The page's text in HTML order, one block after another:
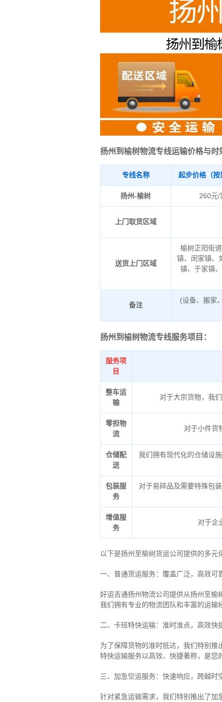
扬州到榆树物流专线运输价格与时
专线名称 起步价格（按
扬州-榆树 260元/
上门取货区域
送货上门区域
榆树正阳街
镇、闵家镇、
镇、于家镇
备注
(设备、搬家
扬州到榆树物流专线服务项目：
服务项
目
整车运
输
对于大宗货物，我
零担物
流
对于小件货
仓储配
送
我们拥有现代化的仓储设
包装服
务
对于易碎品及需要特殊包
增值服
务
对于企
以下是扬州至榆树货运公司提供的多元
一、普通货运服务：覆盖广泛，高效可
好运吉通扬州物流公司提供从扬州至榆
我们拥有专业的物流团队和丰富的运输
二、卡班特快运输：准时准点，高效快
为了保障货物的准时抵达，我们特别
特快运输服务以高效、快捷著称，是您
三、加急空运服务：快速响应，跨越时
针对紧急运输需求，我们特别推出了